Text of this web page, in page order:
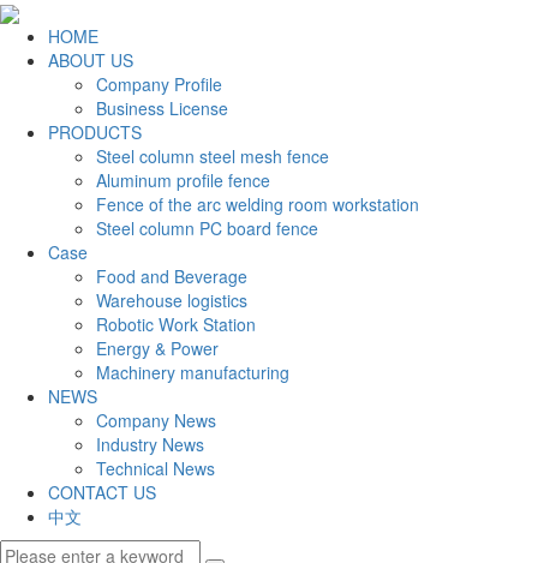
HOME
ABOUT US
Company Profile
Business License
PRODUCTS
Steel column steel mesh fence
Aluminum profile fence
Fence of the arc welding room workstation
Steel column PC board fence
Case
Food and Beverage
Warehouse logistics
Robotic Work Station
Energy & Power
Machinery manufacturing
NEWS
Company News
Industry News
Technical News
CONTACT US
中文